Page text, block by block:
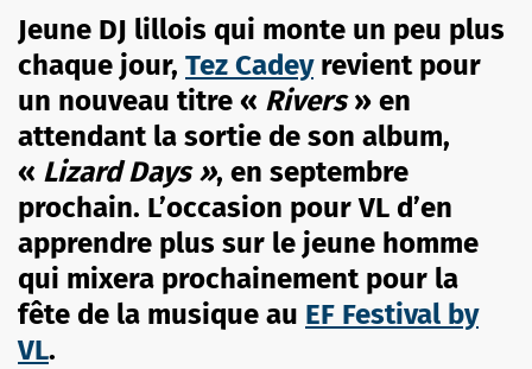
Jeune DJ lillois qui monte un peu plus
chaque jour, Tez Cadeyrevient pour
un nouveau titre « Rivers» en
attendant la sortie de son album,
« Lizard Days », en septembre
prochain. L’occasion pour VL d’en
apprendre plus sur le jeune homme
qui mixera prochainement pour la
fête de la musique au EF Festival by
VL.